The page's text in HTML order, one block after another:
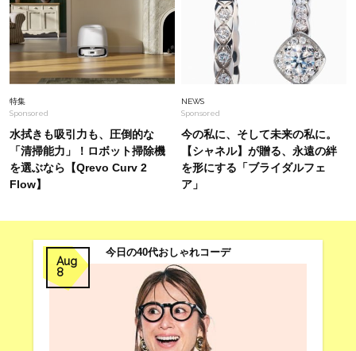
Fashion 2026.7.21
「オシャレ40代は、白Tに何を合わせてる？」コ
ーデが華やぐ【夏小物】9選〈サングラス、スト
特集
Sponsored
水拭きも吸引力も、圧倒的な
「清掃能力」！ロボット掃除機
を選ぶなら【Qrevo Curv 2
Flow】
NEWS
Sponsored
今の私に、そして未来の私に。
【シャネル】が贈る、永遠の絆
を形にする「ブライダルフェ
ア」
Aug
8
今日の40代おしゃれコーデ